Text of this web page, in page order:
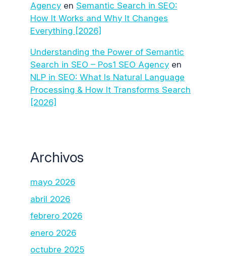
Agency en Semantic Search in SEO:
How It Works and Why It Changes
Everything [2026]
Understanding the Power of Semantic
Search in SEO – Pos1 SEO Agency en
NLP in SEO: What Is Natural Language
Processing & How It Transforms Search
[2026]
Archivos
mayo 2026
abril 2026
febrero 2026
enero 2026
octubre 2025